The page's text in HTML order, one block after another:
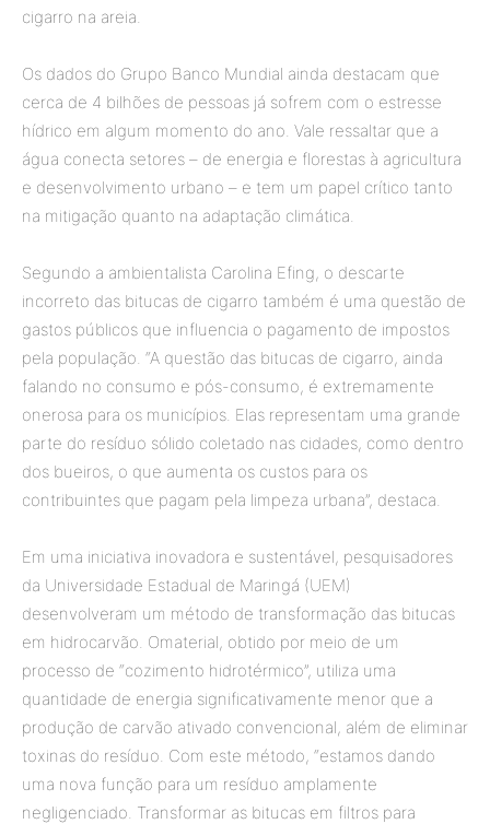
cigarro na areia.
Os dados do Grupo Banco Mundial ainda destacam que
cerca de 4 bilhões de pessoas já sofrem com o estresse
hídrico em algum momento do ano. Vale ressaltar que a
água conecta setores – de energia e florestas à agricultura
e desenvolvimento urbano – e tem um papel crítico tanto
na mitigação quanto na adaptação climática.
Segundo a ambientalista Carolina Efing, o descarte
incorreto das bitucas de cigarro também é uma questão de
gastos públicos que influencia o pagamento de impostos
pela população. “A questão das bitucas de cigarro, ainda
falando no consumo e pós-consumo, é extremamente
onerosa para os municípios. Elas representam uma grande
parte do resíduo sólido coletado nas cidades, como dentro
dos bueiros, o que aumenta os custos para os
contribuintes que pagam pela limpeza urbana”, destaca.
Em uma iniciativa inovadora e sustentável, pesquisadores
da Universidade Estadual de Maringá (UEM)
desenvolveram um método de transformação das bitucas
em hidrocarvão. Omaterial, obtido por meio de um
processo de “cozimento hidrotérmico”, utiliza uma
quantidade de energia significativamente menor que a
produção de carvão ativado convencional, além de eliminar
toxinas do resíduo. Com este método, “estamos dando
uma nova função para um resíduo amplamente
negligenciado. Transformar as bitucas em filtros para